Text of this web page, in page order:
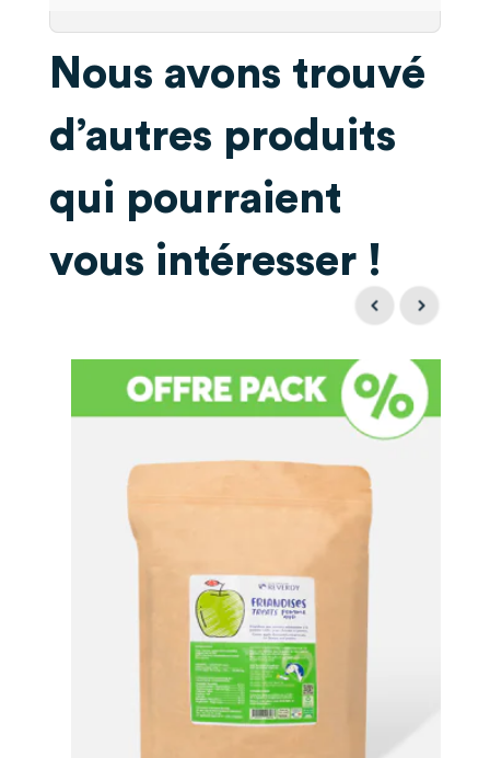
Sophie P
Publié le 04/07/2025 à 09h29
(Date de commande : 18/06/2025 à
08h11)
Coralie J
Publié le 10/06/2025 à 09h00(Date de commande : 23/05/2025 à
18h21)
Très bien, les chevaux adorent, mais un peu durs pour
Nicole S
Publié le 21/09/2024 à 11h51(Date de commande : 06/09/2024 à
Nicole S
Les chevaux les adorent
Publié le 22/01/2023 à 11h19
(Date de commande : 03/01/2023 à
Nous avons trouvé
d’autres produits
qui pourraient
vous intéresser !